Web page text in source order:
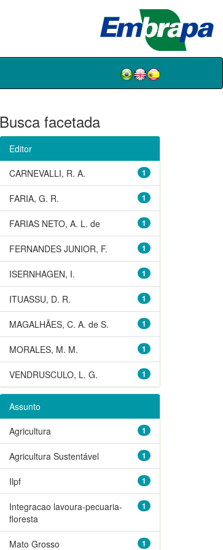
Busca facetada
Editor
1
CARNEVALLI, R. A.
1
FARIA, G. R.
1
FARIAS NETO, A. L. de
1
FERNANDES JUNIOR, F.
1
ISERNHAGEN, I.
1
ITUASSU, D. R.
1
MAGALHÃES, C. A. de S.
1
MORALES, M. M.
1
VENDRUSCULO, L. G.
Assunto
1
Agricultura
1
Agricultura Sustentável
1
Ilpf
1
Integracao lavoura-pecuaria-
floresta
1
Mato Grosso